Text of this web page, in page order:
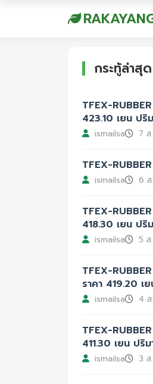
กระทู้ล่าสุด
TFEX-
423.10 เยน ป
ismailsa 7
TFEX-
ismailsa 6
TFEX-
418.30 เยน ป
ismailsa 5
TFEX-
ราคา 419.20
ismailsa 4
TFEX-
411.30 เยน ป
ismailsa 3